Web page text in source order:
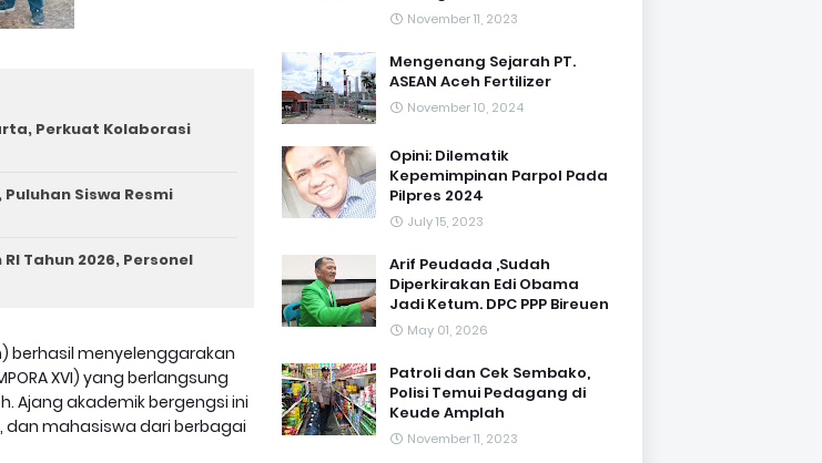
Perkuat Kolaborasi
Siswa Resmi
Tahun 2026, Personel
berhasil menyelenggarakan
XVI) yang berlangsung
Ajang akademik bergengsi ini
dan mahasiswa dari berbagai
November 11, 2023
Mengenang Sejarah PT.
ASEAN Aceh Fertilizer
November 10, 2024
Opini: Dilematik
Kepemimpinan Parpol Pada
Pilpres 2024
July 15, 2023
Arif Peudada ,Sudah
Diperkirakan Edi Obama
Jadi Ketum. DPC PPP Bireuen
May 01, 2026
Patroli dan Cek Sembako,
Polisi Temui Pedagang di
Keude Amplah
November 11, 2023